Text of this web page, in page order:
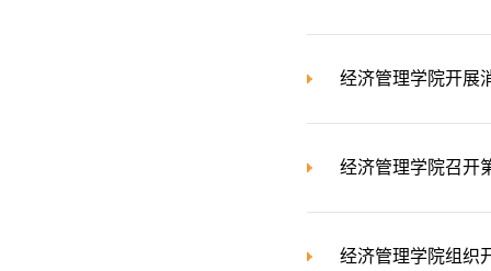
经济管理学院开展
经济管理学院召开
经济管理学院组织